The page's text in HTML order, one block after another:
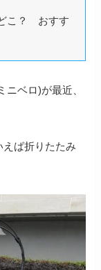
こ？ おすす
ニベロ)が最近、
ば折りたたみ